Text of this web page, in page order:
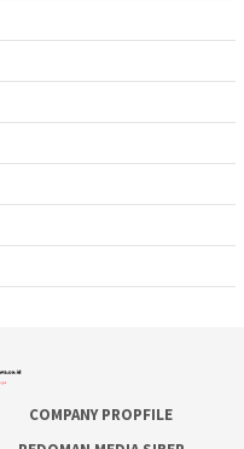
COMPANY PROPFILE